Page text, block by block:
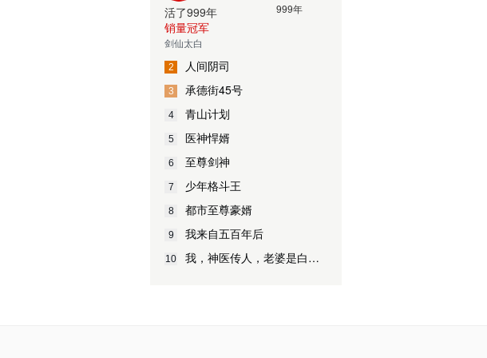
活了999年
销量冠军
剑仙太白
2 人间阴司
3 承德街45号
4 青山计划
5 医神悍婿
6 至尊剑神
7 少年格斗王
8 都市至尊豪婿
9 我来自五百年后
10 我，神医传人，老婆是白富美